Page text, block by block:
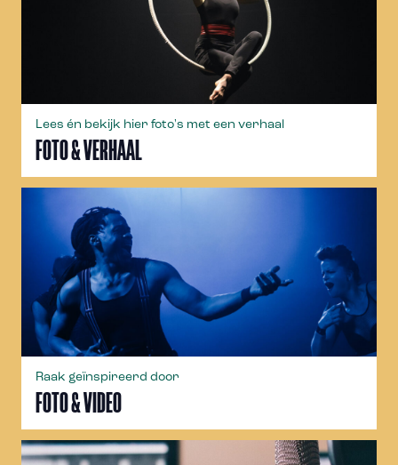
Lees én bekijk hier foto's met een verhaal
FOTO & VERHAAL
Raak geïnspireerd door
FOTO & VIDEO